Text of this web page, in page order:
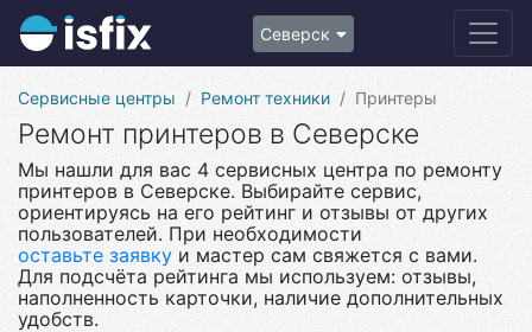
Северск
Сервисные центры Ремонт техники Принтеры
Ремонт принтеров в Северске
Мы нашли для вас 4 сервисных центра по ремонту
принтеров в Северске. Выбирайте сервис,
ориентируясь на его рейтинг и отзывы от других
пользователей. При необходимости
оставьте заявку и мастер сам свяжется с вами.
Для подсчёта рейтинга мы используем: отзывы,
наполненность карточки, наличие дополнительных
удобств.